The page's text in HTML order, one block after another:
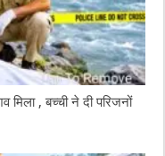
मिला , बच्ची ने दी परिजनों